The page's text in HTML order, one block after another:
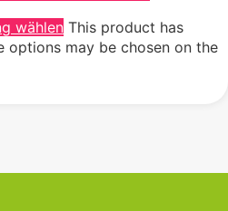
wählen This product has
options may be chosen on the